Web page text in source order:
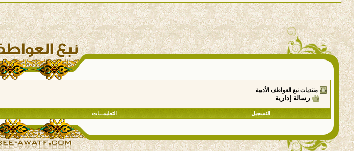
منتديات نبع العواطف الأدبية
رسالة إدارية
التسجيل التعليمـــات